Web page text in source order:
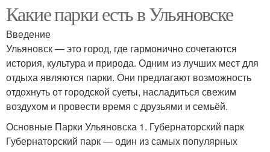
Какие парки есть в Ульяновске
Введение
Ульяновск — это город, где гармонично сочетаются
история, культура и природа. Одним из лучших мест для
отдыха являются парки. Они предлагают возможность
отдохнуть от городской суеты, насладиться свежим
воздухом и провести время с друзьями и семьёй.
Основные Парки Ульяновска 1. Губернаторский парк
Губернаторский парк — один из самых популярных